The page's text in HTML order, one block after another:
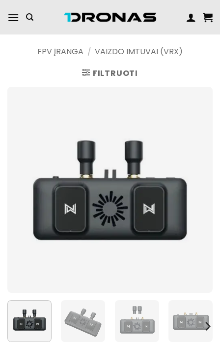
turinį
FPV ĮRANGA / VAIZDO IMTUVAI (VRX)
FILTRUOTI